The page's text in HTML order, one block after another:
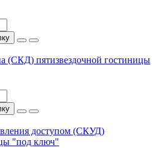
(СКД) пятизвездочной гостиницы
доступом (СКУД)
"под ключ"